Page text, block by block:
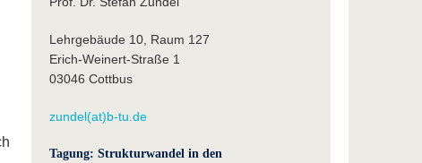
Lehrgebäude 10, Raum 127
Erich-Weinert-Straße 1
03046 Cottbus
zundel(at)b-tu.de
Tagung: Strukturwandel in den